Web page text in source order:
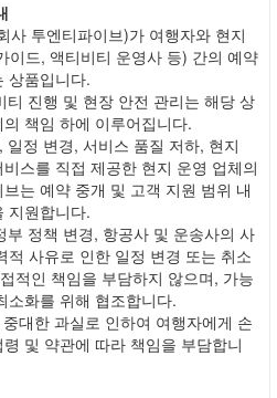
사 투엔티파이브)가 여행자와 현지
이드, 액티비티 운영사 등) 간의 예약
상품입니다.
진행 및 현장 안전 관리는 해당 상
책임 하에 이루어집니다.
정 변경, 서비스 품질 저하, 현지
스를 직접 제공한 현지 운영 업체의
는 예약 중개 및 고객 지원 범위 내
지원합니다.
정책 변경, 항공사 및 운송사의 사
적 사유로 인한 일정 변경 또는 취소
적인 책임을 부담하지 않으며, 가능
소화를 위해 협조합니다.
대한 과실로 인하여 여행자에게 손
및 약관에 따라 책임을 부담합니